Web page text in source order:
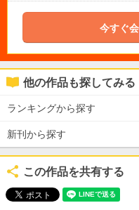
今すぐ
他の作品も探してみる
ランキングから探す
新刊から探す
この作品を共有する